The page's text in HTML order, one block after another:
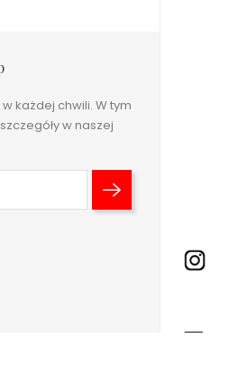
każdej chwili. W tym
w naszej